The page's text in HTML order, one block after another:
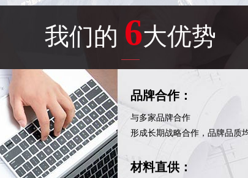
我们的 6大优势
品牌合作：
与多家品牌合作
形成长期战略合作，品牌品质
材料直供：